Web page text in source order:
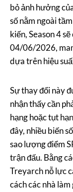
bỏ ảnh hưởng
số nằm ngoài
kiến, Season 4
04/06/2026,
dựa trên hiệu
Sự thay đổi này
nhận thấy cần
hạng hoặc tụt
đây, nhiều biến
sao lượng điểm
trận đấu. Bằng
Treyarch nỗ lực
cách các nhà